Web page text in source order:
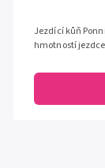
Jezdící kůň
hmotností jezdce